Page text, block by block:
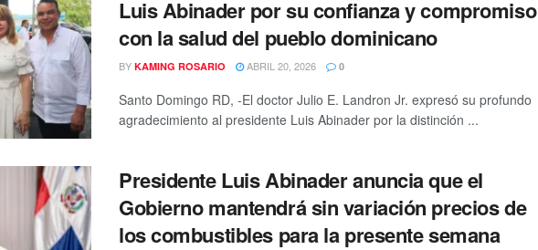
Luis Abinader por su confianza y compromiso
con la salud del pueblo dominicano
BY KAMING ROSARIO ABRIL 20, 2026 0
Santo Domingo RD, -El doctor Julio E. Landron Jr. expresó su profundo
agradecimiento al presidente Luis Abinader por la distinción ...
Presidente Luis Abinader anuncia que el
Gobierno mantendrá sin variación precios de
los combustibles para la presente semana